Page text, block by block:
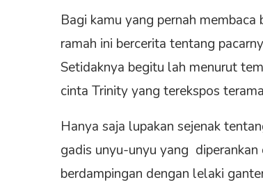
Bagi kamu yang pernah
ramah ini bercerita tentang
Setidaknya begitu lah menurut
cinta Trinity yang terekspos
Hanya saja lupakan sejenak
gadis unyu-unyu yang
berdampingan dengan lelaki